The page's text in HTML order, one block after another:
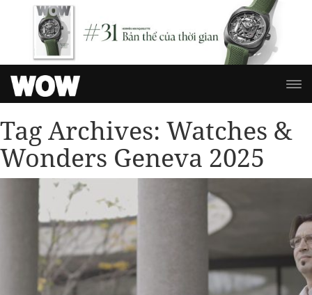
Tag Archives: Watches &
Wonders Geneva 2025